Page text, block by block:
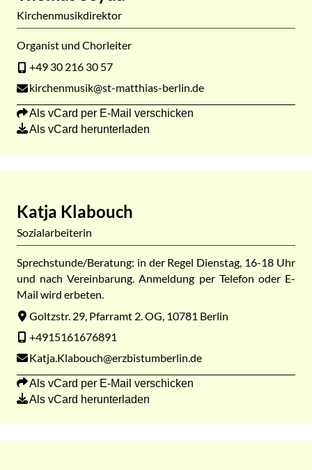
Kirchenmusikdirektor
Organist und Chorleiter
+49 30 216 30 57
kirchenmusik@st-matthias-berlin.de
Als vCard per E-Mail verschicken
Als vCard herunterladen
Katja Klabouch
Sozialarbeiterin
Sprechstunde/Beratung: in der Regel Dienstag, 16-18 Uhr
und nach Vereinbarung. Anmeldung per Telefon oder E-
Mail wird erbeten.
Goltzstr. 29, Pfarramt 2. OG, 10781 Berlin
+4915161676891
Katja.Klabouch@erzbistumberlin.de
Als vCard per E-Mail verschicken
Als vCard herunterladen